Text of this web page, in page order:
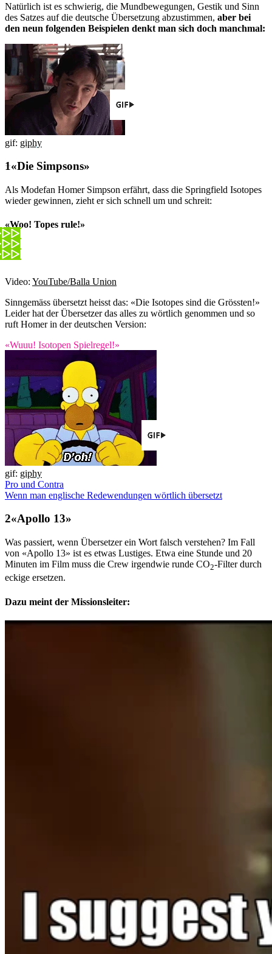
Natürlich ist es schwierig, die Mundbewegungen, Gestik und Sinn
des Satzes auf die deutsche Übersetzung abzustimmen, aber bei
den neun folgenden Beispielen denkt man sich doch manchmal:
gif: giphy
«Die Simpsons»
Als Modefan Homer Simpson erfährt, dass die Springfield Isotopes
wieder gewinnen, zieht er sich schnell um und schreit:
«Woo! Topes rule!»
Video: YouTube/Balla Union
Sinngemäss übersetzt heisst das: «Die Isotopes sind die Grössten!»
Leider hat der Übersetzer das alles zu wörtlich genommen und so
ruft Homer in der deutschen Version:
«Wuuu! Isotopen Spielregel!»
gif: giphy
Pro und Contra
Wenn man englische Redewendungen wörtlich übersetzt
«Apollo 13»
Was passiert, wenn Übersetzer ein Wort falsch verstehen? Im Fall
von «Apollo 13» ist es etwas Lustiges. Etwa eine Stunde und 20
Minuten im Film muss die Crew irgendwie runde CO2-Filter durch
eckige ersetzen.
Dazu meint der Missionsleiter: